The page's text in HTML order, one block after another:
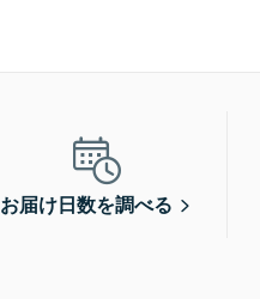
お届け日数を調べる